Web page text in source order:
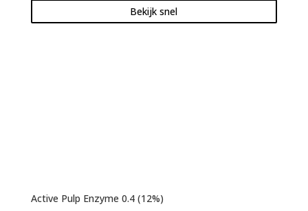
Bekijk snel
Active Pulp Enzyme 0.4 (12%)